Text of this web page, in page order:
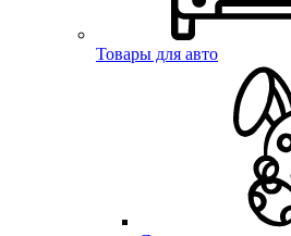
Товары для авто